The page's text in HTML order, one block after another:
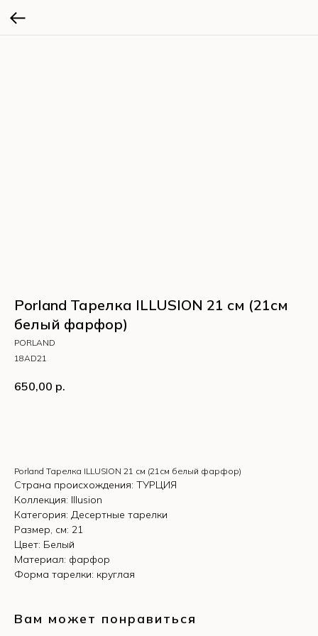
Porland Тарелка ILLUSION 21 см (21см
белый фарфор)
PORLAND
18AD21
650,00 р.
Porland Тарелка ILLUSION 21 см (21см белый фарфор)
Страна происхождения: ТУРЦИЯ
Коллекция: Illusion
Категория: Десертные тарелки
Размер, см: 21
Цвет: Белый
Материал: фарфор
Форма тарелки: круглая
Вам может понравиться